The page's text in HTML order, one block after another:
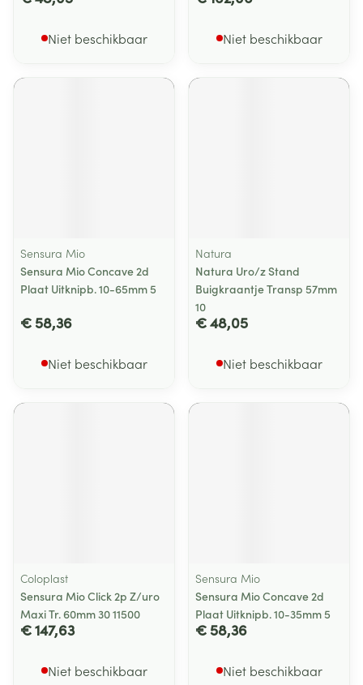
Niet beschikbaar Niet beschikbaar
Sensura Mio
Sensura Mio Concave 2d
Plaat Uitknipb. 10-65mm 5
€ 58,36
Niet beschikbaar
Natura
Natura Uro/z Stand
Buigkraantje Transp 57mm
10
€ 48,05
Niet beschikbaar
Coloplast
Sensura Mio Click 2p Z/uro
Maxi Tr. 60mm 30 11500
€ 147,63
Niet beschikbaar
Sensura Mio
Sensura Mio Concave 2d
Plaat Uitknipb. 10-35mm 5
€ 58,36
Niet beschikbaar